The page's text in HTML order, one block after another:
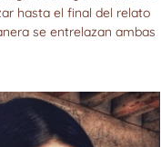
hasta el final del relato
se entrelazan ambas